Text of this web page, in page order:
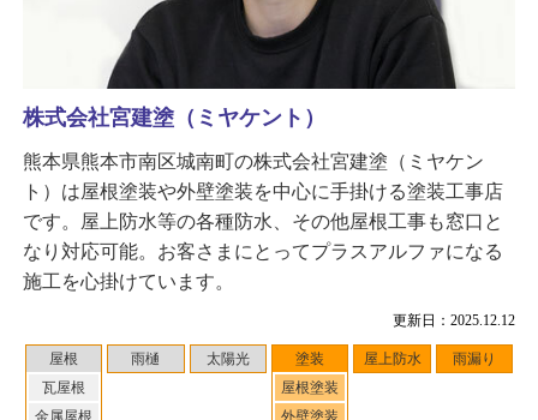
更新日：2025.12.12
屋根
瓦屋根
金属屋根
雨樋 太陽光
塗装
屋根塗装
外壁塗装
屋上防水 雨漏り
株式会社宮建塗（ミヤケント）
熊本県熊本市南区城南町の株式会社宮建塗（ミヤケン
ト）は屋根塗装や外壁塗装を中心に手掛ける塗装工事店
です。屋上防水等の各種防水、その他屋根工事も窓口と
なり対応可能。お客さまにとってプラスアルファになる
施工を心掛けています。